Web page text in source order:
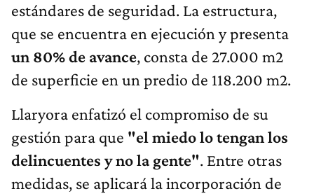
estándares de seguridad. La estructura,
que se encuentra en ejecución y presenta
un 80% de avance, consta de 27.000 m2
de superficie en un predio de 118.200 m2.
Llaryora enfatizó el compromiso de su
gestión para que "el miedo lo tengan los
delincuentes y no la gente". Entre otras
medidas, se aplicará la incorporación de